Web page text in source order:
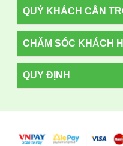
QUÝ KHÁCH CẦN
CHĂM SÓC KHÁCH
QUY ĐỊNH